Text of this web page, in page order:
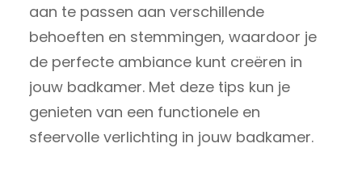
aan te passen aan verschillende
behoeften en stemmingen, waardoor je
de perfecte ambiance kunt creëren in
jouw badkamer. Met deze tips kun je
genieten van een functionele en
sfeervolle verlichting in jouw badkamer.